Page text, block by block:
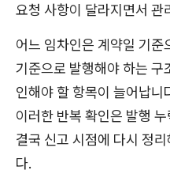
요청 사항이 달라지면서 관
어느 임차인은 계약일 기준
기준으로 발행해야 하는 구
인해야 할 항목이 늘어납니
이러한 반복 확인은 발행
결국 신고 시점에 다시 정
다.